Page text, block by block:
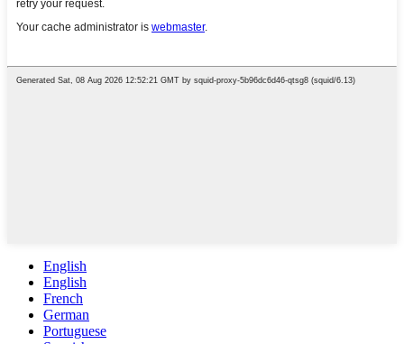
English
English
French
German
Portuguese